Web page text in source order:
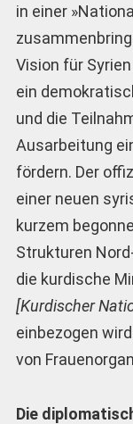
in einer
Vision für
ein
und die
Ausarbeitung
fördern. Der
einer neuen
kurzem
Strukturen
die kurdische
[Kurdischer
einbezogen
von
Die